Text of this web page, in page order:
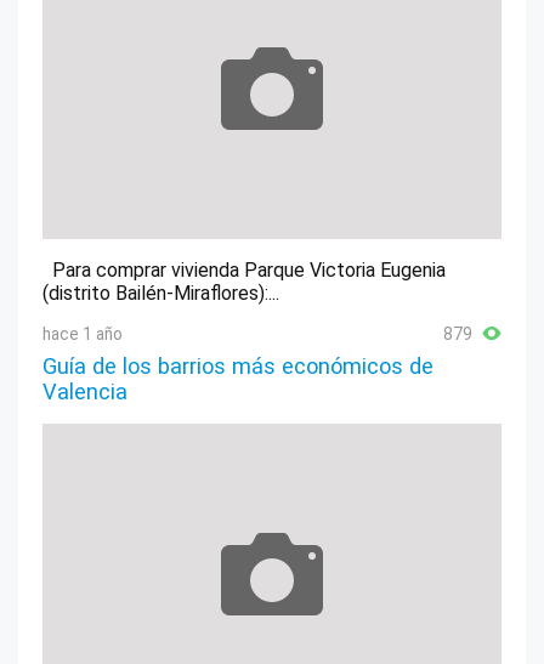
Para comprar vivienda Parque Victoria Eugenia
(distrito Bailén-Miraflores):...
hace 1 año 879
Guía de los barrios más económicos de
Valencia